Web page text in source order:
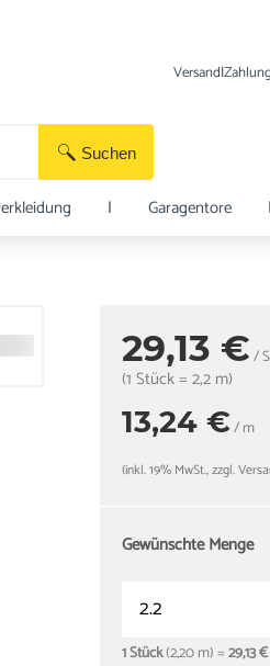
Suchen
Versand|Zahlung
| Garagentore |
29,13 €/
(1 Stück = 2,2 m)
13,24 €/ m
(inkl. 19% MwSt., zzgl.
Gewünschte Menge
1 Stück(2,20 m) =29,13 €